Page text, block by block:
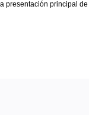
presentación principal de